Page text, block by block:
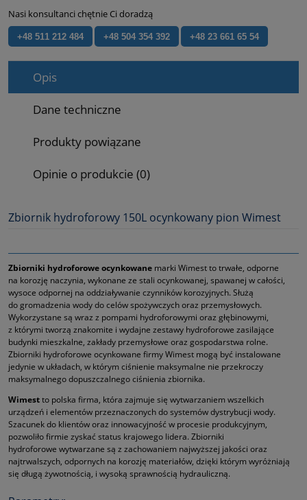
Nasi konsultanci chętnie Ci doradzą
+48 511 212 484 +48 504 354 392 +48 23 661 65 54
Opis
Dane techniczne
Produkty powiązane
Opinie o produkcie (0)
Zbiornik hydroforowy 150L ocynkowany pion Wimest
Zbiorniki hydroforowe ocynkowane marki Wimest to trwałe, odporne
na korozję naczynia, wykonane ze stali ocynkowanej, spawanej w całości,
wysoce odpornej na oddziaływanie czynników korozyjnych. Służą
do gromadzenia wody do celów spożywczych oraz przemysłowych.
Wykorzystane są wraz z pompami hydroforowymi oraz głębinowymi,
z którymi tworzą znakomite i wydajne zestawy hydroforowe zasilające
budynki mieszkalne, zakłady przemysłowe oraz gospodarstwa rolne.
Zbiorniki hydroforowe ocynkowane firmy Wimest mogą być instalowane
jedynie w układach, w którym ciśnienie maksymalne nie przekroczy
maksymalnego dopuszczalnego ciśnienia zbiornika.
Wimestto polska firma, która zajmuje się wytwarzaniem wszelkich
urządzeń i elementów przeznaczonych do systemów dystrybucji wody.
Szacunek do klientów oraz innowacyjność w procesie produkcyjnym,
pozwoliło firmie zyskać status krajowego lidera. Zbiorniki
hydroforowe wytwarzane są z zachowaniem najwyższej jakości oraz
najtrwalszych, odpornych na korozję materiałów, dzięki którym wyróżniają
się długą żywotnością, i wysoką sprawnością hydrauliczną.